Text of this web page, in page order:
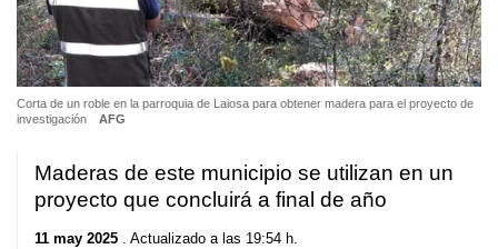
Corta de un roble en la parroquia de Laiosa para obtener madera para el proyecto de
investigación
AFG
Maderas de este municipio se utilizan en un
proyecto que concluirá a final de año
11 may 2025 . Actualizado a las 19:54 h.